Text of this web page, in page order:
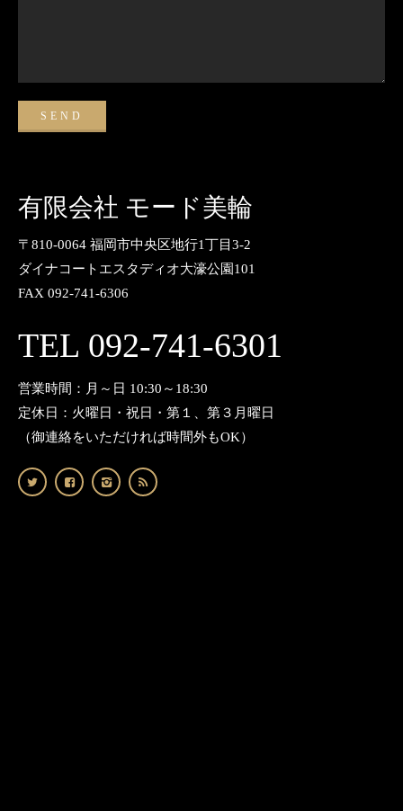
有限会社 モード美輪
〒810-0064 福岡市中央区地行1丁目3-2
ダイナコートエスタディオ大濠公園101
FAX 092-741-6306
TEL 092-741-6301
営業時間：月～日 10:30～18:30
定休日：火曜日・祝日・第１、第３月曜日
（御連絡をいただければ時間外もOK）